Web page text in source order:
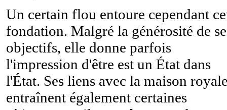
Un certain flou entoure cependant
fondation. Malgré la générosité de
objectifs, elle donne parfois
l'impression d'être est un État dans
l'État. Ses liens avec la maison
entraînent également certaines